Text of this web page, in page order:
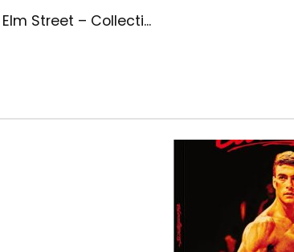
Street – Collecti...